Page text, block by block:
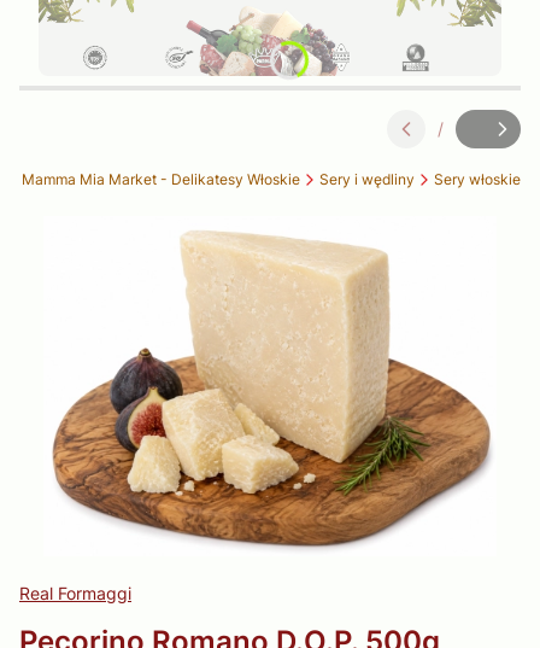
Slajd
/
z
Mamma Mia Market - Delikatesy Włoskie Sery i wędliny Sery włoskie
Real Formaggi
Pecorino Romano D.O.P. 500g